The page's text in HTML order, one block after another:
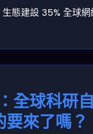
生態建設 35% 全球網
全球科研
來了嗎？